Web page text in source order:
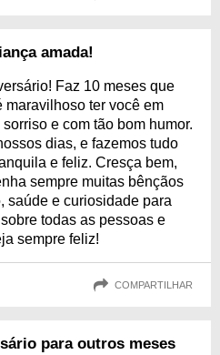
amada!
Faz 10 meses que
maravilhoso ter você em
e com tão bom humor.
dias, e fazemos tudo
e feliz. Cresça bem,
sempre muitas bênçãos
saúde e curiosidade para
todas as pessoas e
sempre feliz!
COMPARTILHAR
para outros meses